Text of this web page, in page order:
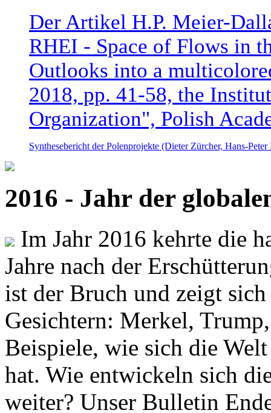
Der Artikel H.P. Meier-
RHEI - Space of Flows in
Outlooks into a
2018, pp. 41-58, the
Organization", Polish
Synthesebericht der Polenprojekte (Dieter Zürcher, Hans-
2016 - Jahr der
Im Jahr 2016 kehrte die
Jahre nach der
ist der Bruch und zeigt
Gesichtern: Merkel,
Beispiele, wie sich die
hat. Wie entwickeln sich
weiter? Unser Bulletin